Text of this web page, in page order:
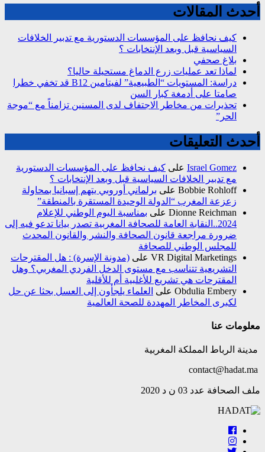
أحدث المقالات
كيف نحافظ على المؤسسات الدستورية مع تدبير الخلافات
السياسية قبل وبعد الإنتخابات ؟
بلاغ صحفي
لماذا تعد عمليات زرع الدماغ مستحيلة حاليا؟
دراسة: المستويات “الطبيعية” لفيتامين B12 قد تخفي خطرا
صامتا على أدمغة كبار السن
تحذيرات من مخاطر الاجتفاف لدى المسنين تزامناً مع “موجة
الحر”
أحدث التعليقات
Israel Gomez على كيف نحافظ على المؤسسات الدستورية
مع تدبير الخلافات السياسية قبل وبعد الإنتخابات ؟
Bobbie Rohloff على برلماني أوروبي يتهم إسبانيا بمحاولة
زعزعة المغرب “الدولة الوحيدة المستقرة بالمنطقة”
Dionne Reichman على بمناسبة اليوم الوطني للإعلام
2024..النقابة العامة للصحافة المغربية تصدر بيانا تدعو فيه إلى
ضرورة مراجعة قانون الصحافة والنشر والقانون المحدث
للمجلس الوطني للصحافة
VR Digital Marketings على (مدونة الإسرة) : هل المقترحات
التشريعية تتناسب مع مستوى الدخل الفردي المغربي؟ وهل
المقترحات هي تشريع للأغلبية أم للأقلية
Obdulia Embery على العلماء يلجأون إلى العسل بحثا عن حل
لكبرى المخاطر المهددة للصحة العالمية
معلومات عنا
مدينة الرباط المملكة المغربية
ملف الصحافة عدد 03 ن د 2020